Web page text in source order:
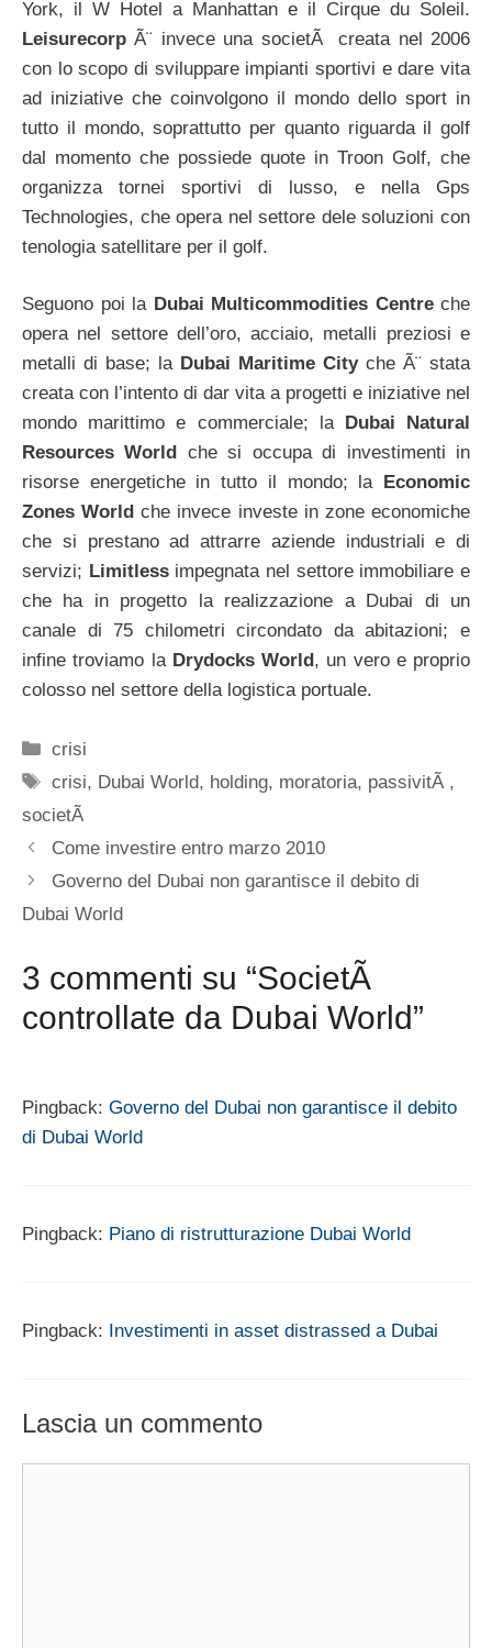
York, il W Hotel a Manhattan e il Cirque du Soleil.
Leisurecorp Ã¨ invece una societÃ creata nel 2006
con lo scopo di sviluppare impianti sportivi e dare vita
ad iniziative che coinvolgono il mondo dello sport in
tutto il mondo, soprattutto per quanto riguarda il golf
dal momento che possiede quote in Troon Golf, che
organizza tornei sportivi di lusso, e nella Gps
Technologies, che opera nel settore dele soluzioni con
tenologia satellitare per il golf.
Seguono poi la Dubai Multicommodities Centreche
opera nel settore dell’oro, acciaio, metalli preziosi e
metalli di base; la Dubai Maritime Cityche Ã¨ stata
creata con l’intento di dar vita a progetti e iniziative nel
mondo marittimo e commerciale; la
Dubai Natural
Resources World
che si occupa di investimenti in
risorse energetiche in tutto il mondo; la
Economic
Zones World che invece investe in zone economiche
che si prestano ad attrarre aziende industriali e di
servizi; Limitlessimpegnata nel settore immobiliare e
che ha in progetto la realizzazione a Dubai di un
canale di 75 chilometri circondato da abitazioni; e
infine troviamo la Drydocks World , un vero e proprio
colosso nel settore della logistica portuale.
Categorie
crisi
Tag
crisi, Dubai World, holding, moratoria, passivitÃ ,
societÃ
Come investire entro marzo 2010
Governo del Dubai non garantisce il debito di
Dubai World
3 commenti su “SocietÃ
controllate da Dubai World”
Pingback: Governo del Dubai non garantisce il debito
di Dubai World
Pingback: Piano di ristrutturazione Dubai World
Pingback: Investimenti in asset distrassed a Dubai
Lascia un commento